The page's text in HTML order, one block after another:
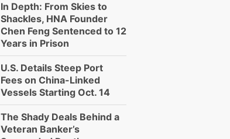
In Depth: From Skies to
Shackles, HNA Founder
Chen Feng Sentenced to 12
Years in Prison
U.S. Details Steep Port
Fees on China-Linked
Vessels Starting Oct. 14
The Shady Deals Behind a
Veteran Banker’s